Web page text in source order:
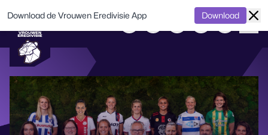
Download de Vrouwen Eredivisie App Download